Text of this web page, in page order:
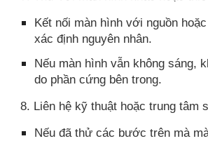
Kết nối màn hình với nguồn
xác định nguyên nhân.
Nếu màn hình vẫn không sáng,
do phần cứng bên trong.
8. Liên hệ kỹ thuật hoặc trung tâm
Nếu đã thử các bước trên mà